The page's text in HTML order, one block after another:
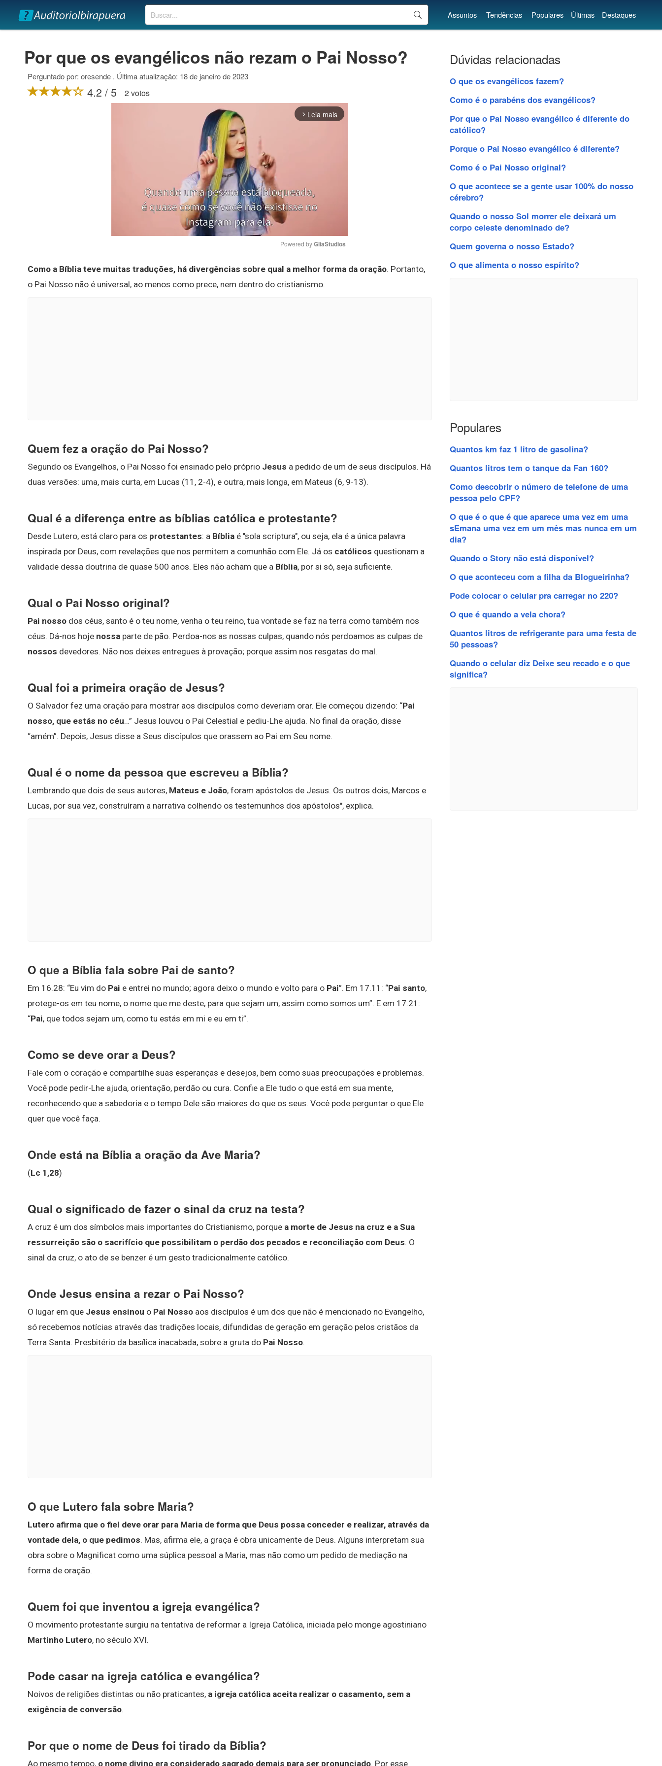
Buscar Assuntos Tendências Populares Últimas Destaques
Por que os evangélicos não rezam o Pai Nosso?
Perguntado por: oresende . Última atualização: 18 de janeiro de 2023
4.2 / 5 2 votos
arrow_forward_ios Leia mais
Mute
Powered by GliaStudios
Como a Bíblia teve muitas traduções, há divergências sobre qual a melhor forma da oração. Portanto,
o Pai Nosso não é universal, ao menos como prece, nem dentro do cristianismo.
Quem fez a oração do Pai Nosso?
Segundo os Evangelhos, o Pai Nosso foi ensinado pelo próprio Jesus a pedido de um de seus discípulos. Há
duas versões: uma, mais curta, em Lucas (11, 2-4), e outra, mais longa, em Mateus (6, 9-13).
Qual é a diferença entre as bíblias católica e protestante?
Desde Lutero, está claro para os protestantes: a Bíblia é "sola scriptura", ou seja, ela é a única palavra
inspirada por Deus, com revelações que nos permitem a comunhão com Ele. Já os católicos questionam a
validade dessa doutrina de quase 500 anos. Eles não acham que a Bíblia, por si só, seja suficiente.
Qual o Pai Nosso original?
Pai nosso dos céus, santo é o teu nome, venha o teu reino, tua vontade se faz na terra como também nos
céus. Dá-nos hoje nossa parte de pão. Perdoa-nos as nossas culpas, quando nós perdoamos as culpas de
nossos devedores. Não nos deixes entregues à provação; porque assim nos resgatas do mal.
Qual foi a primeira oração de Jesus?
O Salvador fez uma oração para mostrar aos discípulos como deveriam orar. Ele começou dizendo: “Pai
nosso, que estás no céu…” Jesus louvou o Pai Celestial e pediu-Lhe ajuda. No final da oração, disse
“amém”. Depois, Jesus disse a Seus discípulos que orassem ao Pai em Seu nome.
Qual é o nome da pessoa que escreveu a Bíblia?
Lembrando que dois de seus autores, Mateus e João, foram apóstolos de Jesus. Os outros dois, Marcos e
Lucas, por sua vez, construíram a narrativa colhendo os testemunhos dos apóstolos", explica.
O que a Bíblia fala sobre Pai de santo?
Em 16.28: “Eu vim do Pai e entrei no mundo; agora deixo o mundo e volto para o Pai”. Em 17.11: “Pai santo,
protege-os em teu nome, o nome que me deste, para que sejam um, assim como somos um”. E em 17.21:
“Pai, que todos sejam um, como tu estás em mi e eu em ti”.
Como se deve orar a Deus?
Fale com o coração e compartilhe suas esperanças e desejos, bem como suas preocupações e problemas.
Você pode pedir-Lhe ajuda, orientação, perdão ou cura. Confie a Ele tudo o que está em sua mente,
reconhecendo que a sabedoria e o tempo Dele são maiores do que os seus. Você pode perguntar o que Ele
quer que você faça.
Onde está na Bíblia a oração da Ave Maria?
(Lc 1,28)
Qual o significado de fazer o sinal da cruz na testa?
A cruz é um dos símbolos mais importantes do Cristianismo, porque a morte de Jesus na cruz e a Sua
ressurreição são o sacrifício que possibilitam o perdão dos pecados e reconciliação com Deus. O
sinal da cruz, o ato de se benzer é um gesto tradicionalmente católico.
Onde Jesus ensina a rezar o Pai Nosso?
O lugar em que Jesus ensinou o Pai Nosso aos discípulos é um dos que não é mencionado no Evangelho,
só recebemos notícias através das tradições locais, difundidas de geração em geração pelos cristãos da
Terra Santa. Presbitério da basílica inacabada, sobre a gruta do Pai Nosso.
O que Lutero fala sobre Maria?
Lutero afirma que o fiel deve orar para Maria de forma que Deus possa conceder e realizar, através da
vontade dela, o que pedimos. Mas, afirma ele, a graça é obra unicamente de Deus. Alguns interpretam sua
obra sobre o Magnificat como uma súplica pessoal a Maria, mas não como um pedido de mediação na
forma de oração.
Quem foi que inventou a igreja evangélica?
O movimento protestante surgiu na tentativa de reformar a Igreja Católica, iniciada pelo monge agostiniano
Martinho Lutero, no século XVI.
Pode casar na igreja católica e evangélica?
Noivos de religiões distintas ou não praticantes, a igreja católica aceita realizar o casamento, sem a
exigência de conversão.
Por que o nome de Deus foi tirado da Bíblia?
Ao mesmo tempo, o nome divino era considerado sagrado demais para ser pronunciado. Por esse
Dúvidas relacionadas
O que os evangélicos fazem?
Como é o parabéns dos evangélicos?
Por que o Pai Nosso evangélico é diferente do
católico?
Porque o Pai Nosso evangélico é diferente?
Como é o Pai Nosso original?
O que acontece se a gente usar 100% do nosso
cérebro?
Quando o nosso Sol morrer ele deixará um
corpo celeste denominado de?
Quem governa o nosso Estado?
O que alimenta o nosso espírito?
Populares
Quantos km faz 1 litro de gasolina?
Quantos litros tem o tanque da Fan 160?
Como descobrir o número de telefone de uma
pessoa pelo CPF?
O que é o que é que aparece uma vez em uma
sEmana uma vez em um mês mas nunca em um
dia?
Quando o Story não está disponível?
O que aconteceu com a filha da Blogueirinha?
Pode colocar o celular pra carregar no 220?
O que é quando a vela chora?
Quantos litros de refrigerante para uma festa de
50 pessoas?
Quando o celular diz Deixe seu recado e o que
significa?